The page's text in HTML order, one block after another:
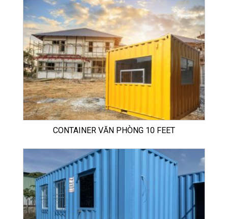
CONTAINER VĂN PHÒNG 10 FEET